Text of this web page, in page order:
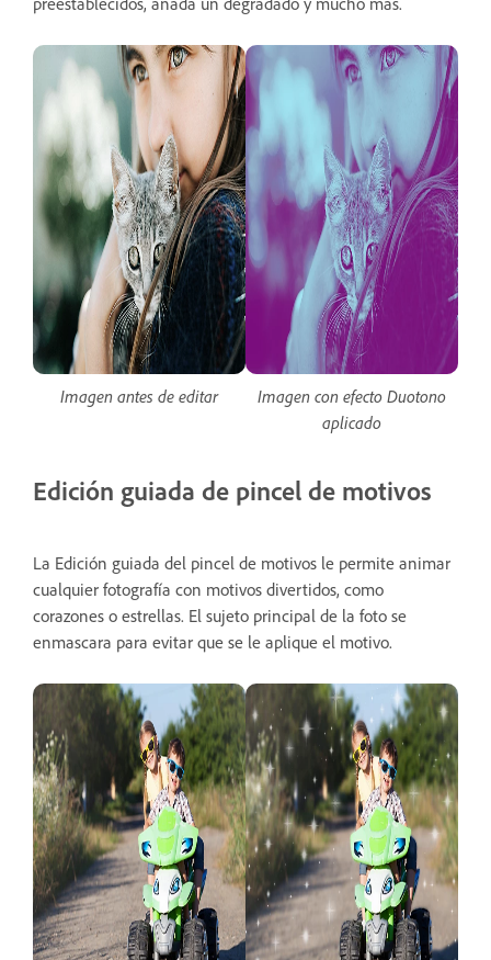
Imagen antes de editar
Imagen con efecto Duotono
aplicado
Edición guiada de pincel de motivos
La Edición guiada del pincel de motivos le permite animar
cualquier fotografía con motivos divertidos, como
corazones o estrellas. El sujeto principal de la foto se
enmascara para evitar que se le aplique el motivo.